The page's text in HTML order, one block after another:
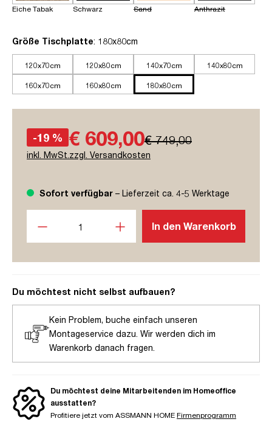
Eiche Tabak Schwarz Sand Anthrazit
Größe Tischplatteauswählen
: 180x80cm
120x70cm 120x80cm 140x70cm 140x80cm
160x70cm 160x80cm 180x80cm
-19 % € 609,00€ 749,00
inkl. MwSt.zzgl. Versandkosten
Sofort verfügbar – Lieferzeit ca. 4-5 Werktage
In den Warenkorb
Du möchtest nicht selbst aufbauen?
Kein Problem, buche einfach unseren
Montageservice dazu. Wir werden dich im
Warenkorb danach fragen.
Du möchtest deine Mitarbeitenden im Homeoffice
ausstatten?
Profitiere jetzt vom ASSMANN HOME Firmenprogramm